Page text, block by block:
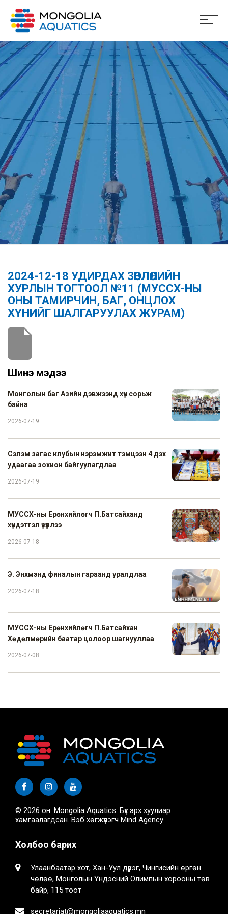
2024-12-18 УДИРДАХ ЗӨВЛӨЛИЙН
ХУРЛЫН ТОГТООЛ №11 (МУССХ-НЫ
ОНЫ ТАМИРЧИН, БАГ, ОНЦЛОХ
ХҮНИЙГ ШАЛГАРУУЛАХ ЖУРАМ)
Шинэ мэдээ
Монголын баг Азийн дэвжээнд хүч сорьж
байна
2026-07-19
Сэлэм загас клубын нэрэмжит тэмцээн 4 дэх
удаагаа зохион байгуулагдлаа
2026-07-19
МУССХ-ны Ерөнхийлөгч П.Батсайханд
хүндэтгэл үзүүллээ
2026-07-18
Э. Энхмэнд финалын гараанд уралдлаа
2026-07-18
МУССХ-ны Ерөнхийлөгч П.Батсайхан
Хөдөлмөрийн баатар цолоор шагнууллаа
2026-07-08
© 2026 он. Mongolia Aquatics. Бүх эрх хуулиар
хамгаалагдсан. Вэб хөгжүүлэгч Mind Agency
Холбоо барих
Улаанбаатар хот, Хан-Уул дүүрэг, Чингисийн өргөн
чөлөө, Монголын Үндэсний Олимпын хорооны төв
байр, 115 тоот
secretariat@mongoliaaquatics.mn